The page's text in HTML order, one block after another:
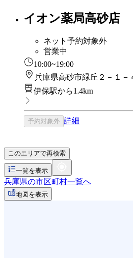
イオン薬局高砂店
ネット予約対象外
営業中
10:00~19:00
兵庫県高砂市緑丘２－１－
伊保駅から1.4km
予約対象外 詳細
このエリアで再検索
一覧を表示
兵庫県の市区町村一覧へ
地図を表示